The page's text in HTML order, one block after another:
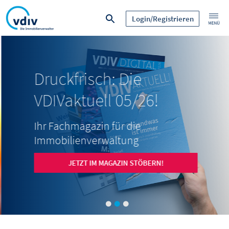
Login/Registrieren
Druckfrisch: Die
VDIVaktuell 05/26!
Ihr Fachmagazin für die
Immobilienverwaltung
JETZT IM MAGAZIN STÖBERN!